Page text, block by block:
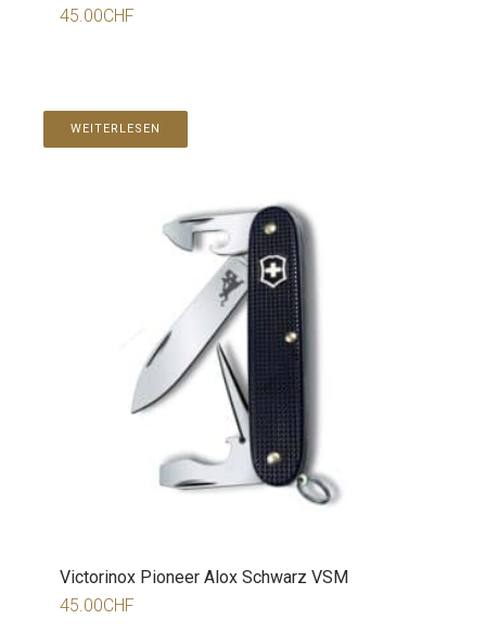
45.00CHF
WEITERLESEN
Victorinox Pioneer Alox Schwarz VSM
45.00CHF